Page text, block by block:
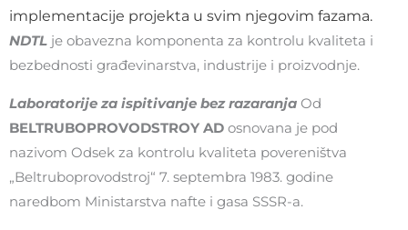
implementacije projekta u svim njegovim fazama.
NDTL je obavezna komponenta za kontrolu kvaliteta i
bezbednosti građevinarstva, industrije i proizvodnje.
Laboratorije za ispitivanje bez razaranja Od
BELTRUBOPROVODSTROY AD osnovana je pod
nazivom Odsek za kontrolu kvaliteta povereništva
„Beltruboprovodstroj“ 7. septembra 1983. godine
naredbom Ministarstva nafte i gasa SSSR-a.